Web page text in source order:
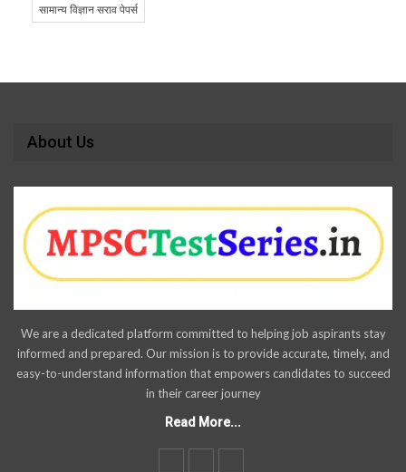
सामान्य विज्ञान सराव पेपर्स
About Us
We are a dedicated platform committed to helping job aspirants stay
informed and prepared. Our mission is to provide accurate, timely, and
easy-to-understand information that empowers candidates to succeed
in their career journey
Read More...